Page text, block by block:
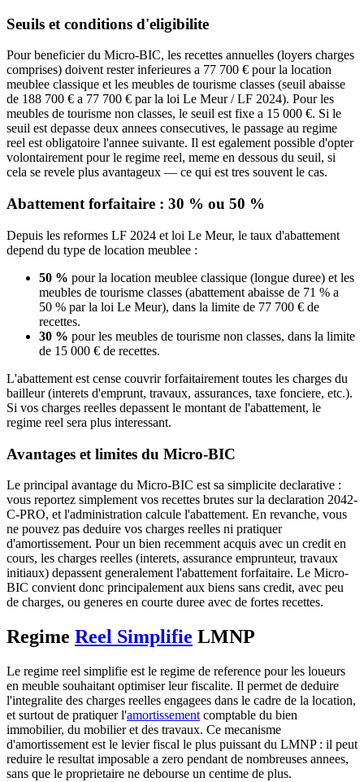
Seuils et conditions d'eligibilite
Pour beneficier du Micro-BIC, les recettes annuelles (loyers charges
comprises) doivent rester inferieures a 77 700 € pour la location
meublee classique et les meubles de tourisme classes (seuil abaisse
de 188 700 € a 77 700 € par la loi Le Meur / LF 2024). Pour les
meubles de tourisme non classes, le seuil est fixe a 15 000 €. Si le
seuil est depasse deux annees consecutives, le passage au regime
reel est obligatoire l'annee suivante. Il est egalement possible d'opter
volontairement pour le regime reel, meme en dessous du seuil, si
cela se revele plus avantageux — ce qui est tres souvent le cas.
Abattement forfaitaire : 30 % ou 50 %
Depuis les reformes LF 2024 et loi Le Meur, le taux d'abattement
depend du type de location meublee :
50 % pour la location meublee classique (longue duree) et les
meubles de tourisme classes (abattement abaisse de 71 % a
50 % par la loi Le Meur), dans la limite de 77 700 € de
recettes.
30 % pour les meubles de tourisme non classes, dans la limite
de 15 000 € de recettes.
L'abattement est cense couvrir forfaitairement toutes les charges du
bailleur (interets d'emprunt, travaux, assurances, taxe fonciere, etc.).
Si vos charges reelles depassent le montant de l'abattement, le
regime reel sera plus interessant.
Avantages et limites du Micro-BIC
Le principal avantage du Micro-BIC est sa simplicite declarative :
vous reportez simplement vos recettes brutes sur la declaration 2042-
C-PRO, et l'administration calcule l'abattement. En revanche, vous
ne pouvez pas deduire vos charges reelles ni pratiquer
d'amortissement. Pour un bien recemment acquis avec un credit en
cours, les charges reelles (interets, assurance emprunteur, travaux
initiaux) depassent generalement l'abattement forfaitaire. Le Micro-
BIC convient donc principalement aux biens sans credit, avec peu
de charges, ou generes en courte duree avec de fortes recettes.
Regime Reel Simplifie LMNP
Le regime reel simplifie est le regime de reference pour les loueurs
en meuble souhaitant optimiser leur fiscalite. Il permet de deduire
l'integralite des charges reelles engagees dans le cadre de la location,
et surtout de pratiquer l'amortissement comptable du bien
immobilier, du mobilier et des travaux. Ce mecanisme
d'amortissement est le levier fiscal le plus puissant du LMNP : il peut
reduire le resultat imposable a zero pendant de nombreuses annees,
sans que le proprietaire ne debourse un centime de plus.